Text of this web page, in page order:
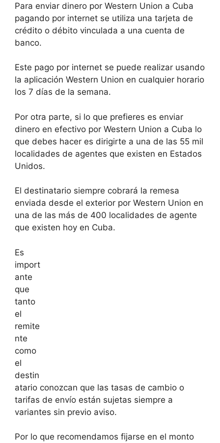
Para enviar dinero por Western Union a Cuba
pagando por internet se utiliza una tarjeta de
crédito o débito vinculada a una cuenta de
banco.
Este pago por internet se puede realizar usando
la aplicación Western Union en cualquier horario
los 7 días de la semana.
Por otra parte, si lo que prefieres es enviar
dinero en efectivo por Western Union a Cuba lo
que debes hacer es dirigirte a una de las 55 mil
localidades de agentes que existen en Estados
Unidos.
El destinatario siempre cobrará la remesa
enviada desde el exterior por Western Union en
una de las más de 400 localidades de agente
que existen hoy en Cuba.
Es
import
ante
que
tanto
el
remite
nte
como
el
destin
atario conozcan que las tasas de cambio o
tarifas de envío están sujetas siempre a
variantes sin previo aviso.
Por lo que recomendamos fijarse en el monto